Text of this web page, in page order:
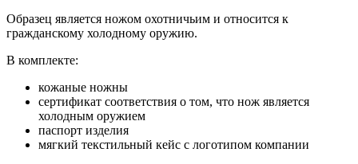
Образец является ножом охотничьим и относится к
гражданскому холодному оружию.
В комплекте:
кожаные ножны
сертификат соответствия о том, что нож является
холодным оружием
паспорт изделия
мягкий текстильный кейс с логотипом компании